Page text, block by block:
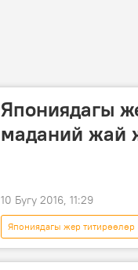
Япониядагы
маданий жай
10 Бугу 2016, 11:29
Япониядагы жер титирөөлөр
жер титирөө
зыян